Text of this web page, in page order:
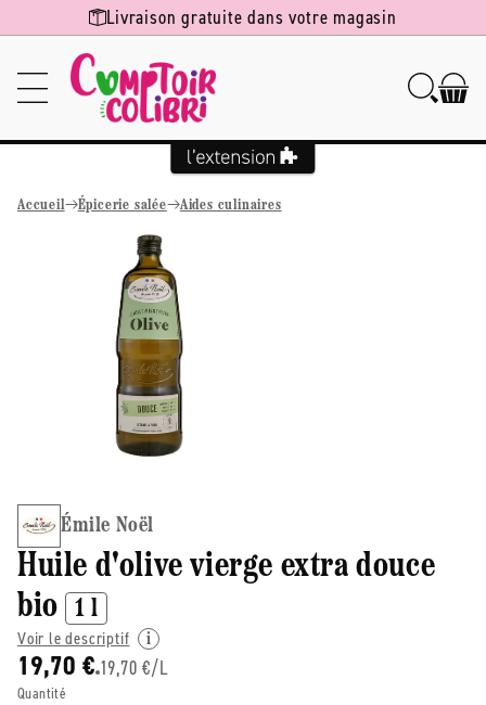
Ignorer et
passer au Livraison gratuite dans votre magasin
Accueil Épicerie salée Aides culinaires
Émile Noël
Huile d'olive vierge extra douce
bio
1 l
Voir le descriptif
19,70 €19,70 €/L
Quantité